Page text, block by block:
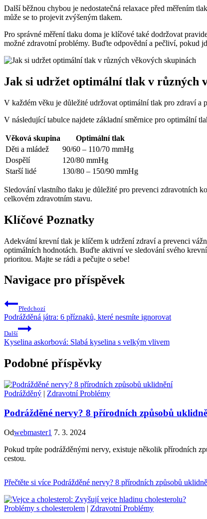
Další běžnou chybou je nedostatečná relaxace před měřením
může se to projevit zvýšeným tlakem.
Pro správné měření tlaku doma je klíčové také dodržovat
možné zdravotní problémy. Buďte odpovědní a pečliví, pokud
Jak si udržet optimální tlak v různých
V každém věku je důležité udržovat optimální tlak pro zdraví a
V následující tabulce najdete základní směrnice pro optimální
Věková skupina
Optimální tlak
Děti a mládež
90/60 – 110/70 mmHg
Dospělí
120/80 mmHg
Starší lidé
130/80 – 150/90 mmHg
Sledování vlastního tlaku je důležité pro prevenci zdravotních
celkovém zdravotním stavu.
Klíčové Poznatky
Adekvátní krevní tlak je klíčem k udržení zdraví a prevenci
optimálních hodnotách. Buďte aktivní ve sledování svého
prioritou. Majte se rádi a pečujte o sebe!
Navigace pro příspěvek
Předchozí
Podrážděná játra: 6 příznaků, které nesmíte ignorovat
Další
Kyselina askorbová: Slabá kyselina s velkým vlivem
Podobné příspěvky
Podrážděný | Zdravotní Problémy
Podrážděné nervy? 8 přírodních způsobů
Odwebmaster1 7. 3. 2024
Pokud trpíte podrážděnými nervy, existuje několik přírodních
cestou.
Přečtěte si více Podrážděné nervy? 8 přírodních způsobů
Problémy s cholesterolem | Zdravotní Problémy